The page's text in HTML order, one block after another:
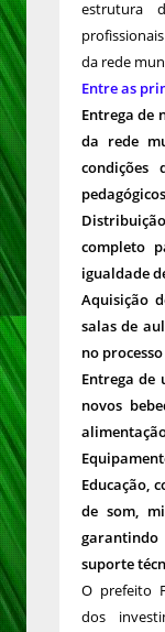
estrutura
da rede
Entre as
Entrega de
da rede
condições
completo
igualdade
Aquisição
salas de
no
Entrega de
novos
Educação,
de som,
suporte
O prefeito
dos